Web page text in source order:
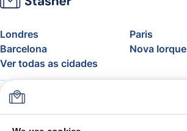
Londres
Paris
Barcelona
Nova Iorque
Ver todas as cidades
Sobre
FAQ
Apoio
Blogue